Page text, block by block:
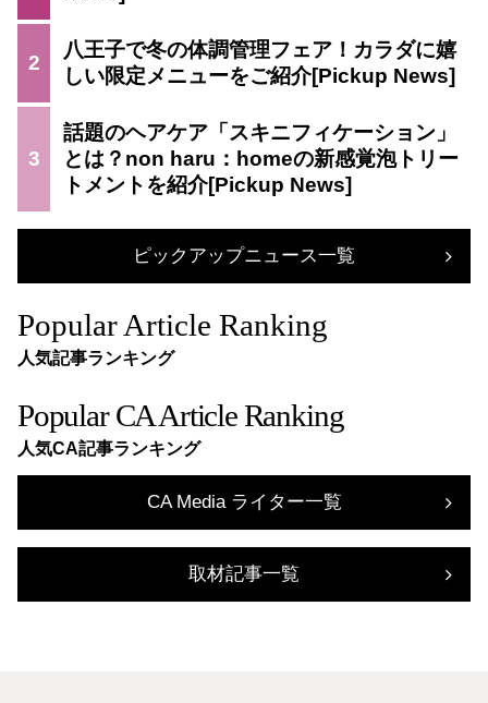
2
八王子で冬の体調管理フェア！カラダに嬉
しい限定メニューをご紹介
3
話題のヘアケア「スキニフィケーション」
とは？non haru：homeの新感覚泡トリー
トメントを紹介
ピックアップニュース一覧
Popular Article Ranking
人気記事ランキング
Popular CA Article Ranking
人気CA記事ランキング
CA Media ライター一覧
取材記事一覧